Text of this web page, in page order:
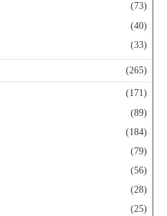
(73)
(40)
(33)
(265)
(171)
(89)
(184)
(79)
(56)
(28)
(25)